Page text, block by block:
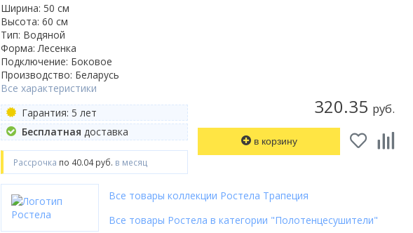
320.35 руб.
в корзину
Ширина: 50 см
Высота: 60 см
Тип: Водяной
Форма: Лесенка
Подключение: Боковое
Производство: Беларусь
Все характеристики
Гарантия: 5 лет
Бесплатная доставка
Рассрочка по 40.04 руб. в месяц
Все товары коллекции Ростела Трапеция
Все товары Ростела в категории "Полотенцесушители"